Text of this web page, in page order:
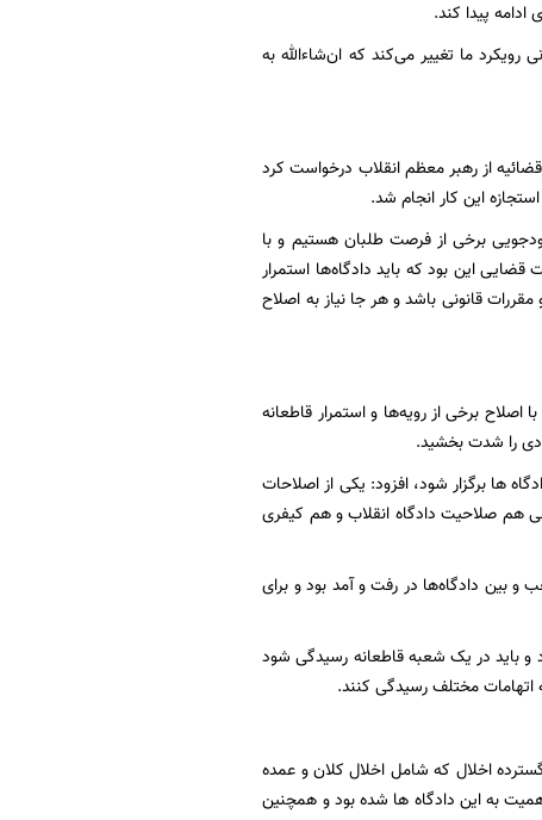
پیدا کند.
رویکرد ما تغییر می‌کند که ان‌شاءالله به
از رهبر معظم انقلاب درخواست کرد
این کار انجام شد.
برخی از فرصت طلبان هستیم و با
این بود که باید دادگاه‌ها استمرار
قانونی باشد و هر جا نیاز به اصلاح
برخی از رویه‌ها و استمرار قاطعانه
را شدت بخشید.
ها برگزار شود، افزود: یکی از اصلاحات
هم صلاحیت دادگاه انقلاب و هم کیفری
بین دادگاه‌ها در رفت و آمد بود و برای
و باید در یک شعبه قاطعانه رسیدگی شود
اتهامات مختلف رسیدگی کنند.
اخلال که شامل اخلال کلان و عمده
به این دادگاه ها شده بود و همچنین